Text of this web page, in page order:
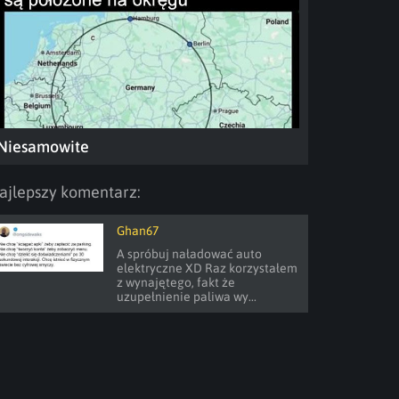
komentarz:
Ghan67
A spróbuj naładować auto
elektryczne XD Raz korzystałem
z wynajętego, fakt że
uzupełnienie paliwa wy...